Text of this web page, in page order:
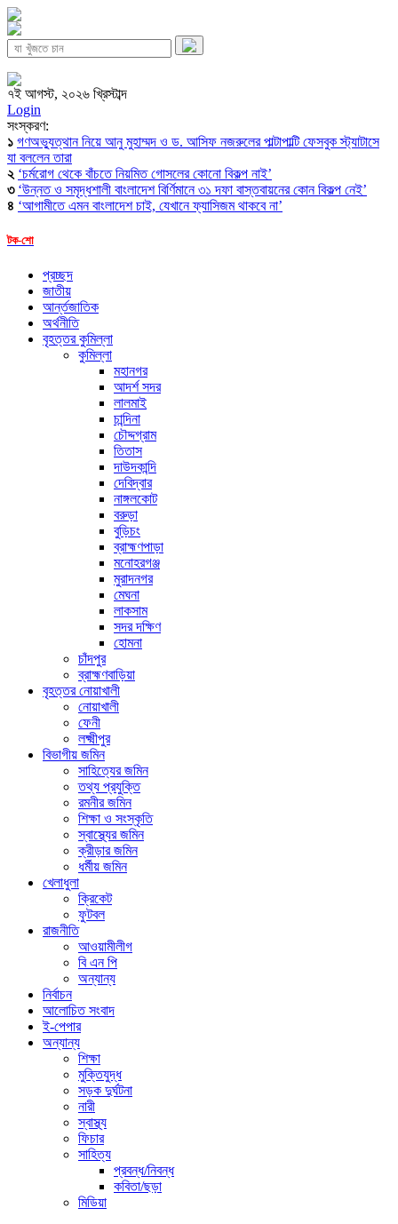
৭ই আগস্ট, ২০২৬ খ্রিস্টাব্দ
Login
সংস্করণ:
১ গণঅভ্যুত্থান নিয়ে আনু মুহাম্মদ ও ড. আসিফ নজরুলের পাল্টাপাল্টি ফেসবুক স্ট্যাটাসে
যা বললেন তারা
২ ‘চর্মরোগ থেকে বাঁচতে নিয়মিত গোসলের কোনো বিকল্প নাই’
৩ ‘উন্নত ও সমৃদ্ধশালী বাংলাদেশ বির্ণিমানে ৩১ দফা বাস্তবায়নের কোন বিকল্প নেই’
৪ ‘আগামীতে এমন বাংলাদেশ চাই, যেখানে ফ্যাসিজম থাকবে না’
টক-শো
প্রচ্ছদ
জাতীয়
আর্ন্তজাতিক
অর্থনীতি
বৃহত্তর কুমিল্লা
কুমিল্লা
মহানগর
আদর্শ সদর
লালমাই
চান্দিনা
চৌদ্দগ্রাম
তিতাস
দাউদকান্দি
দেবিদ্বার
নাঙ্গলকোট
বরুড়া
বুড়িচং
ব্রাহ্মণপাড়া
মনোহরগঞ্জ
মুরাদনগর
মেঘনা
লাকসাম
সদর দক্ষিণ
হোমনা
চাঁদপুর
ব্রাহ্মণবাড়িয়া
বৃহত্তর নোয়াখালী
নোয়াখালী
ফেনী
লক্ষ্মীপুর
বিভাগীয় জমিন
সাহিত্যের জমিন
তথ্য প্রযুক্তি
রমনীর জমিন
শিক্ষা ও সংস্কৃতি
স্বাস্থ্যের জমিন
ক্রীড়ার জমিন
ধর্মীয় জমিন
খেলাধুলা
ক্রিকেট
ফুটবল
রাজনীতি
আওয়ামীলীগ
বি এন পি
অন্যান্য
নির্বাচন
আলোচিত সংবাদ
ই-পেপার
অন্যান্য
শিক্ষা
মুক্তিযুদ্ধ
সড়ক দুর্ঘটনা
নারী
স্বাস্থ্য
ফিচার
সাহিত্য
প্রবন্ধ/নিবন্ধ
কবিতা/ছড়া
মিডিয়া